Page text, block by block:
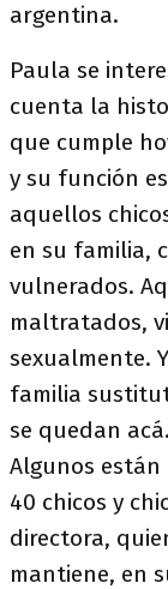
argentina.
Paula se
cuenta la
que cumple
y su función
aquellos
en su familia,
vulnerados.
maltratados,
sexualmente.
familia
se quedan
Algunos están
40 chicos y
directora,
mantiene, en